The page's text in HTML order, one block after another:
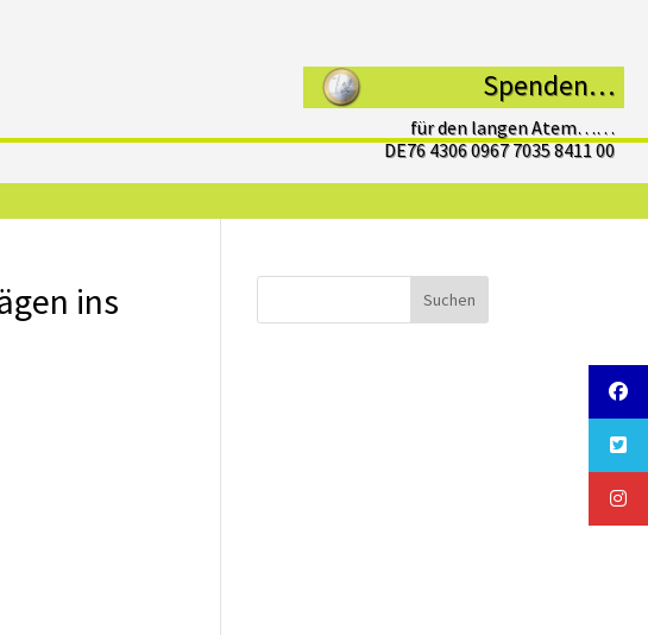
Spenden…
für den langen Atem……
DE76 4306 0967 7035 8411 00
ins
Suchen